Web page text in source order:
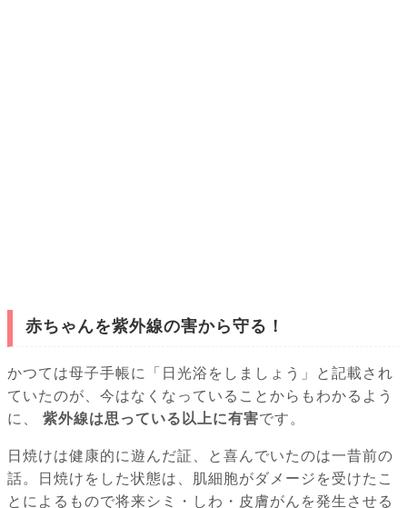
赤ちゃんを紫外線の害から守る！
かつては母子手帳に「日光浴をしましょう」と記載され
ていたのが、今はなくなっていることからもわかるよう
に、
紫外線は思っている以上に有害です。
日焼けは健康的に遊んだ証、と喜んでいたのは一昔前の
話。日焼けをした状態は、肌細胞がダメージを受けたこ
とによるもので将来シミ・しわ・皮膚がんを発生させる